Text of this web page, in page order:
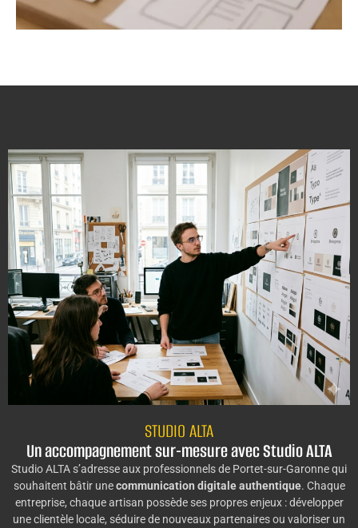
STUDIO ALTA
Un accompagnement sur-mesure avec Studio ALTA
Studio ALTA s’adresse aux professionnels de Portet-sur-Garonne qui
souhaitent bâtir unecommunication digitale authentique. Chaque
entreprise, chaque artisan possède ses propres enjeux : développer
une clientèle locale, séduire de nouveaux partenaires ou valoriser un